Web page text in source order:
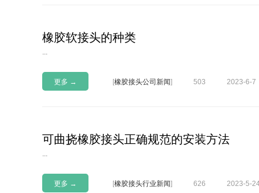
橡胶软接头的种类
...
更多 → [橡胶接头公司新闻] 503 2023-6-7
可曲挠橡胶接头正确规范的安装方法
...
更多 → [橡胶接头行业新闻] 626 2023-5-